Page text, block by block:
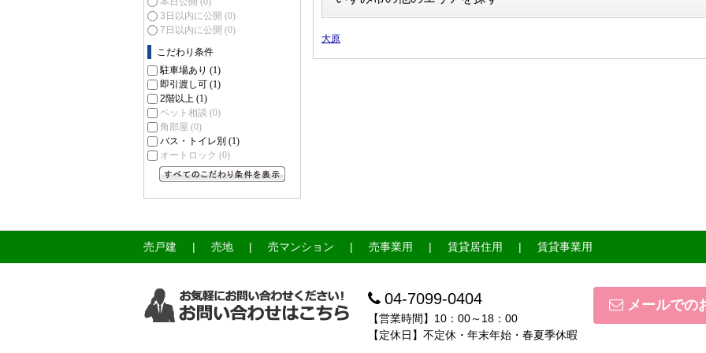
3日以内に公開 (0)
7日以内に公開 (0)
こだわり条件
駐車場あり (1)
即引渡し可 (1)
2階以上 (1)
ペット相談 (0)
角部屋 (0)
バス・トイレ別 (1)
オートロック (0)
大原
売戸建 売地 売マンション 売事業用 賃貸居住用 賃貸事業用
04-7099-0404
【営業時間】10：00～18：00
【定休日】不定休・年末年始・春夏季休暇
メールでの